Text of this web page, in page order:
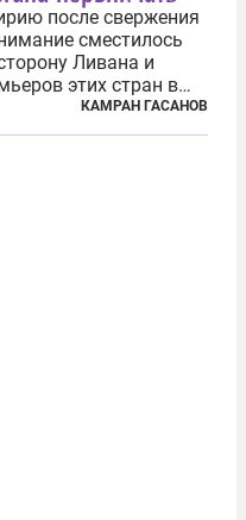
после свержения
сместилось
Ливана и
этих стран в
турецкой компании
Киркука и
КАМРАН ГАСАНОВ